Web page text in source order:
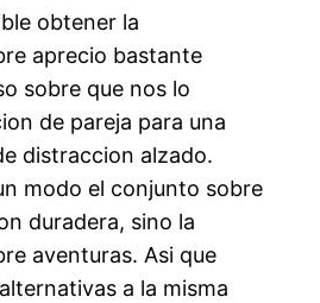
obtener la
aprecio bastante
sobre que nos lo
de pareja para una
distraccion alzado.
modo el conjunto sobre
duradera, sino la
aventuras. Asi que
a la misma